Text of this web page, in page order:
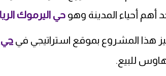
أهم أحياء المدينة وهو حي اليرموك
هذا المشروع بموقع استراتيجي في حي
للبيع.